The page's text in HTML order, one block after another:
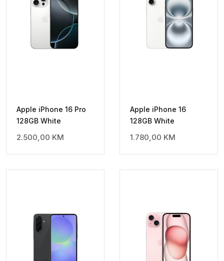
Apple iPhone 16 Pro
128GB White
2.500,00 KM
Apple iPhone 16
128GB White
1.780,00 KM